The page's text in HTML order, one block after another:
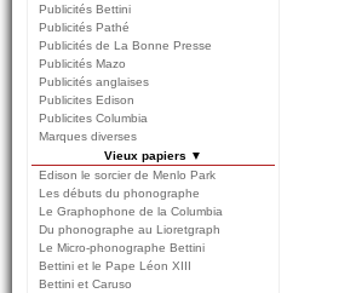
Publicités Bettini
Publicités Pathé
Publicités de La Bonne Presse
Publicités Mazo
Publicités anglaises
Publicites Edison
Publicites Columbia
Marques diverses
Vieux papiers ▼
Edison le sorcier de Menlo Park
Les débuts du phonographe
Le Graphophone de la Columbia
Du phonographe au Lioretgraph
Le Micro-phonographe Bettini
Bettini et le Pape Léon XIII
Bettini et Caruso